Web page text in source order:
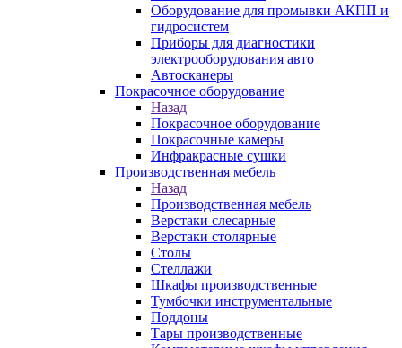
Оборудование для промывки АКПП и
гидросистем
Приборы для диагностики
электрооборудования авто
Автосканеры
Покрасочное оборудование
Назад
Покрасочное оборудование
Покрасочные камеры
Инфракрасные сушки
Производственная мебель
Назад
Производственная мебель
Верстаки слесарные
Верстаки столярные
Столы
Стеллажи
Шкафы производственные
Тумбочки инструментальные
Поддоны
Тары производственные